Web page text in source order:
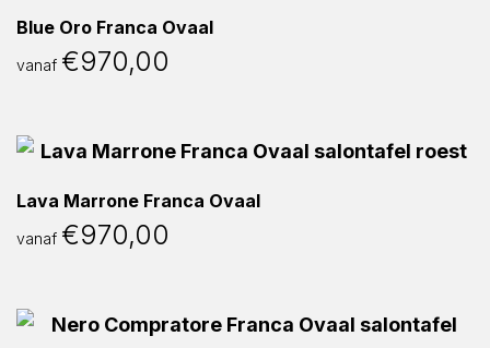
Blue Oro Franca Ovaal
vanaf €970,00
Lava Marrone Franca Ovaal
vanaf €970,00